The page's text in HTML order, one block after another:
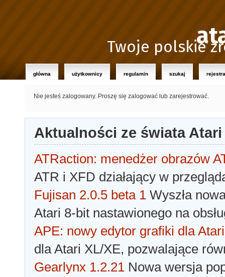
Twoje polskie
główna użytkownicy regulamin szukaj
Nie jesteś zalogowany. Proszę się zalogować lub zarejestrować.
Aktualności ze świata Atari
ATRaction: menedżer obrazów
ATR i XFD działający w
Fujisan 2.0.5 beta 1 Wyszła
Atari 8-bit nastawionego na
APE: nowy edytor grafiki dla Atari
dla Atari XL/XE, pozwalające
Gearlynx 1.2.21 Nowa wersja